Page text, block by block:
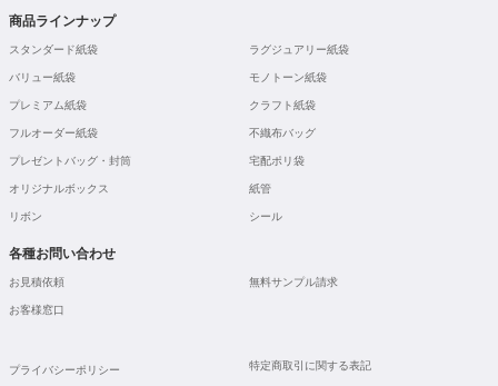
商品ラインナップ
スタンダード紙袋 ラグジュアリー紙袋
バリュー紙袋 モノトーン紙袋
プレミアム紙袋 クラフト紙袋
フルオーダー紙袋 不織布バッグ
プレゼントバッグ・封筒 宅配ポリ袋
オリジナルボックス 紙管
リボン シール
各種お問い合わせ
お見積依頼 無料サンプル請求
お客様窓口
プライバシーポリシー 特定商取引に関する表記